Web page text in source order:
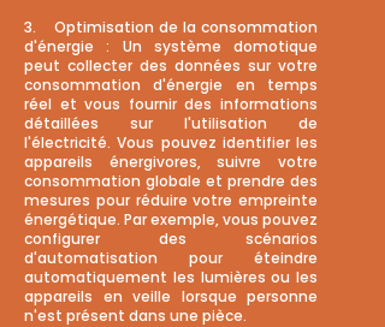
3. Optimisation de la consommation
d'énergie : Un système domotique
peut collecter des données sur votre
consommation d'énergie en temps
réel et vous fournir des informations
détaillées sur l'utilisation de
l'électricité. Vous pouvez identifier les
appareils énergivores, suivre votre
consommation globale et prendre des
mesures pour réduire votre empreinte
énergétique. Par exemple, vous pouvez
configurer des scénarios
d'automatisation pour éteindre
automatiquement les lumières ou les
appareils en veille lorsque personne
n'est présent dans une pièce.